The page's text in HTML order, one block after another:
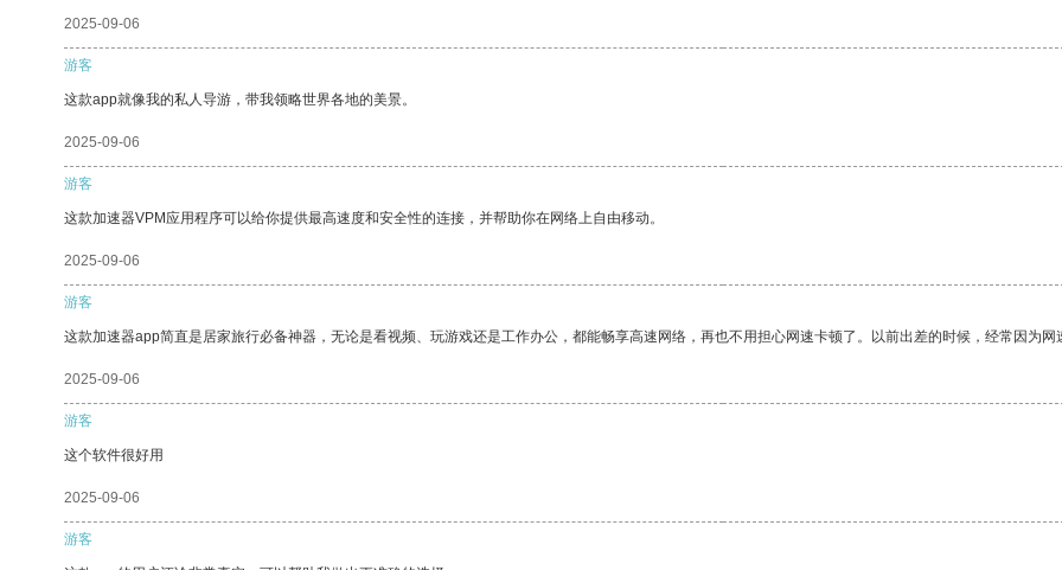
2025-09-06
游客
这款app就像我的私人导游，带我领略世界各地的美景。
2025-09-06
游客
这款加速器VPM应用程序可以给你提供最高速度和安全性的连接，并帮助你在网络上自由移动。
2025-09-06
游客
这款加速器app简直是居家旅行必备神器，无论是看视频、玩游戏还是工作办公，都能畅享高速网络，再也不用担心网速卡顿了。以前出差的时候，经常因为
2025-09-06
游客
这个软件很好用
2025-09-06
游客